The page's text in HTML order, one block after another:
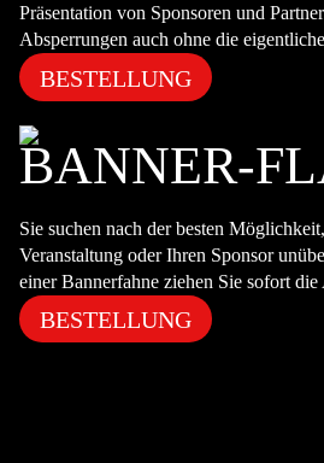
Präsentation von Sponsoren und
Absperrungen auch ohne die
BESTELLUNG
BANNER-
Sie suchen nach der besten
Veranstaltung oder Ihren Sponsor
einer Bannerfahne ziehen Sie sofort
BESTELLUNG